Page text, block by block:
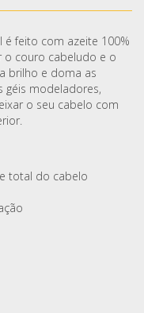
é feito com azeite 100%
o couro cabeludo e o
brilho e doma as
modeladores,
o seu cabelo com
total do cabelo